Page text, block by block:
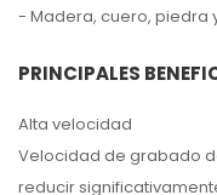
- Madera, cuero, piedra
PRINCIPALES
Alta velocidad
Velocidad de grabado
reducir